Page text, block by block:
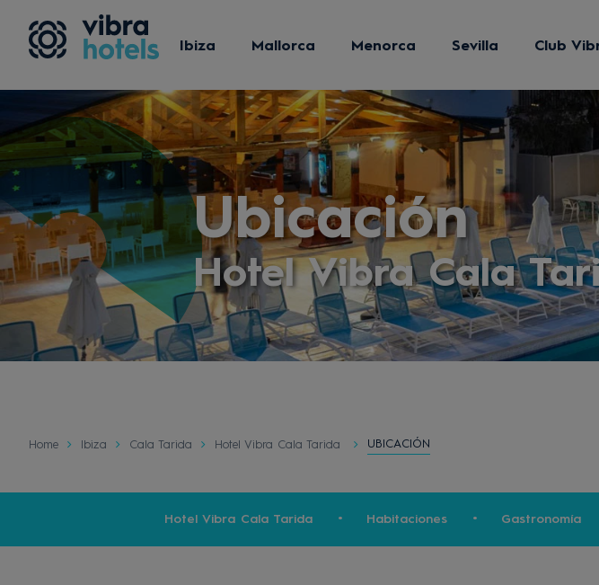
Ibiza Mallorca Menorca Sevilla Club
Ubicación
Hotel Vibra Cala
Home Ibiza Cala Tarida Hotel Vibra Cala Tarida UBICACIÓN
Hotel Vibra Cala Tarida Habitaciones Gastronomía